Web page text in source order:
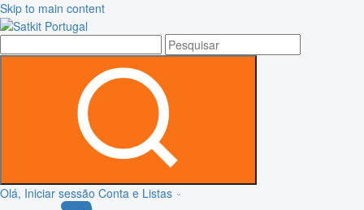
Skip to main content
Olá, Iniciar sessão Conta e Listas